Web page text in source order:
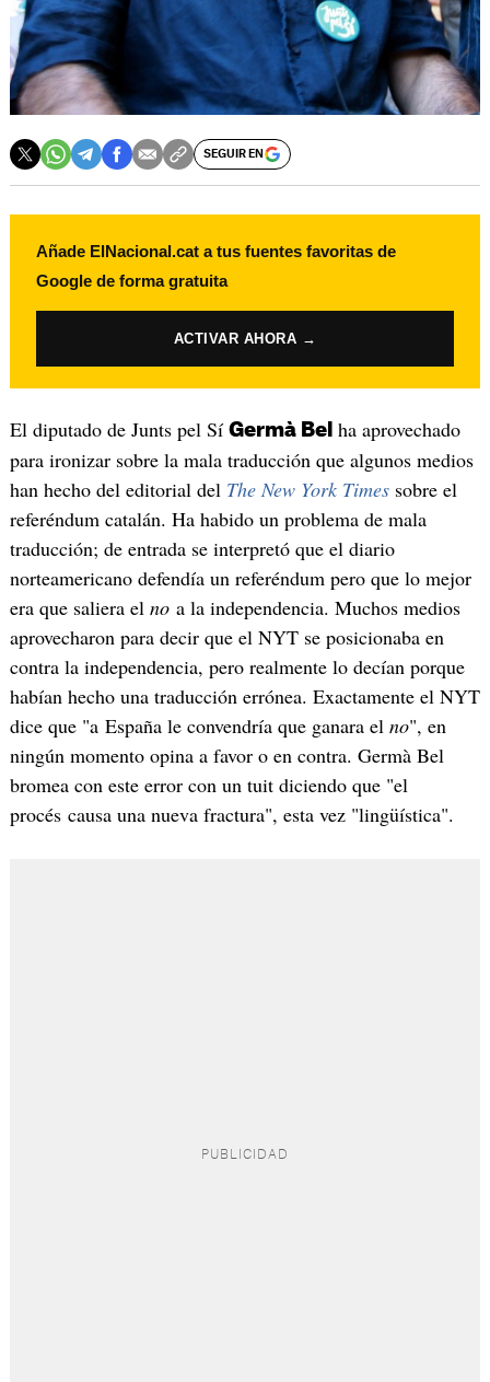
SEGUIR EN
Añade ElNacional.cat a tus fuentes favoritas de
Google de forma gratuita
ACTIVAR AHORA →
El diputado de Junts pel Sí Germà Bel ha aprovechado
para ironizar sobre la mala traducción que algunos medios
han hecho del editorial del The New York Timessobre el
referéndum catalán. Ha habido un problema de mala
traducción; de entrada se interpretó que el diario
norteamericano defendía un referéndum pero que lo mejor
era que saliera el noa la independencia. Muchos medios
aprovecharon para decir que el NYT se posicionaba en
contra la independencia, pero realmente lo decían porque
habían hecho una traducción errónea. Exactamente el NYT
dice que "a España le convendría que ganara el no", en
ningún momento opina a favor o en contra. Germà Bel
bromea con este error con un tuit diciendo que "el
procés causa una nueva fractura", esta vez "lingüística".